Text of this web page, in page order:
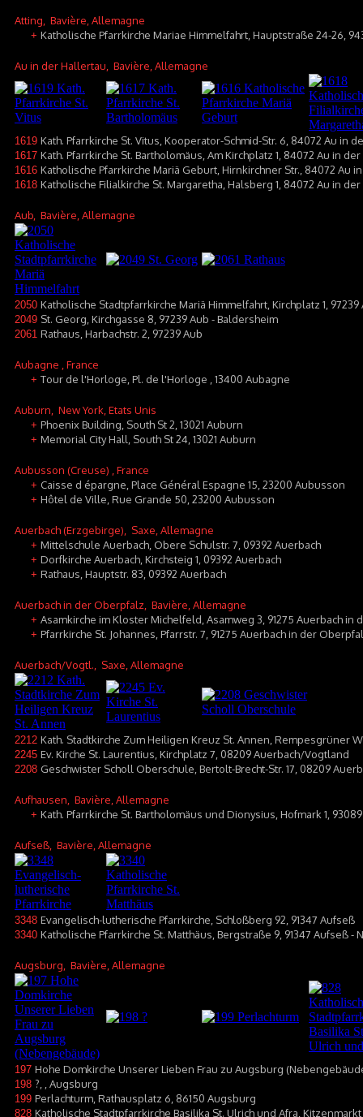
Atting , Bavière, Allemagne
+ Katholische Pfarrkirche Mariae Himmelfahrt, Hauptstraße 24-26,
Au in der Hallertau , Bavière, Allemagne
1619 Kath. Pfarrkirche St. Vitus, Kooperator-Schmid-Str. 6, 84072 Au in
1617 Kath. Pfarrkirche St. Bartholomäus, Am Kirchplatz 1, 84072 Au in
1616 Katholische Pfarrkirche Mariä Geburt, Hirnkirchner Str., 84072 Au
1618 Katholische Filialkirche St. Margaretha, Halsberg 1, 84072 Au in
Aub , Bavière, Allemagne
2050 Katholische Stadtpfarrkirche Mariä Himmelfahrt, Kirchplatz 1, 97239
2049 St. Georg, Kirchgasse 8, 97239 Aub - Baldersheim
2061 Rathaus, Harbachstr. 2, 97239 Aub
Aubagne , France
+ Tour de l'Horloge, Pl. de l'Horloge , 13400 Aubagne
Auburn , New York, Etats Unis
+ Phoenix Building, South St 2, 13021 Auburn
+ Memorial City Hall, South St 24, 13021 Auburn
Aubusson (Creuse) , France
+ Caisse d épargne, Place Général Espagne 15, 23200 Aubusson
+ Hôtel de Ville, Rue Grande 50, 23200 Aubusson
Auerbach (Erzgebirge) , Saxe, Allemagne
+ Mittelschule Auerbach, Obere Schulstr. 7, 09392 Auerbach
+ Dorfkirche Auerbach, Kirchsteig 1, 09392 Auerbach
+ Rathaus, Hauptstr. 83, 09392 Auerbach
Auerbach in der Oberpfalz , Bavière, Allemagne
+ Asamkirche im Kloster Michelfeld, Asamweg 3, 91275 Auerbach
+ Pfarrkirche St. Johannes, Pfarrstr. 7, 91275 Auerbach in der
Auerbach/Vogtl. , Saxe, Allemagne
2212 Kath. Stadtkirche Zum Heiligen Kreuz St. Annen, Rempesgrüner
2245 Ev. Kirche St. Laurentius, Kirchplatz 7, 08209 Auerbach/Vogtland
2208 Geschwister Scholl Oberschule, Bertolt-Brecht-Str. 17, 08209
Aufhausen , Bavière, Allemagne
+ Kath. Pfarrkirche St. Bartholomäus und Dionysius, Hofmark 1,
Aufseß , Bavière, Allemagne
3348 Evangelisch-lutherische Pfarrkirche, Schloßberg 92, 91347 Aufseß
3340 Katholische Pfarrkirche St. Matthäus, Bergstraße 9, 91347 Aufseß -
Augsburg , Bavière, Allemagne
197 Hohe Domkirche Unserer Lieben Frau zu Augsburg
198 ?, , Augsburg
199 Perlachturm, Rathausplatz 6, 86150 Augsburg
828 Katholische Stadtpfarrkirche Basilika St. Ulrich und Afra,